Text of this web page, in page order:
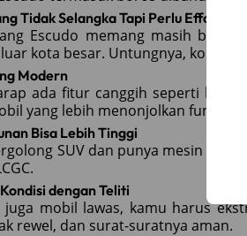
Tidak Selangka Tapi Perlu Effort
Escudo memang masih bisa
kota besar. Untungnya,
Modern
ada fitur canggih seperti
yang lebih menonjolkan fungsi
Bisa Lebih Tinggi
SUV dan punya mesin
dengan Teliti
juga mobil lawas, kamu harus
rewel, dan surat-suratnya aman.